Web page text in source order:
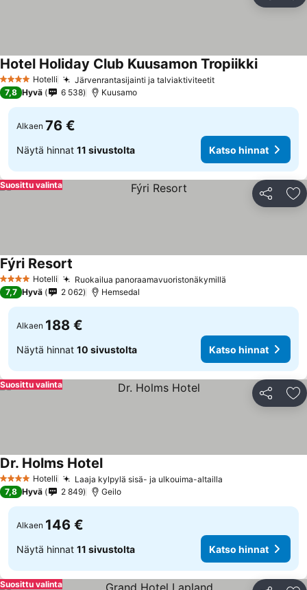
4 Tähtiluokitus
Hotelli Järvenrantasijainti ja talviaktiviteetit
Hotel Holiday Club Kuusamon Tropiikki
7,8 Hyvä 6 538 Kuusamo
Alkaen 76 €
Näytä hinnat 11 sivustolta Katso hinnat
Jaa
Suosittu valinta
4 Tähtiluokitus
Hotelli Ruokailua panoraamavuoristonäkymillä
Fýri Resort
7,7 Hyvä 2 062 Hemsedal
Alkaen 188 €
Näytä hinnat 10 sivustolta Katso hinnat
Jaa
Suosittu valinta
4 Tähtiluokitus
Hotelli Laaja kylpylä sisä- ja ulkouima-altailla
Dr. Holms Hotel
7,8 Hyvä 2 849 Geilo
Alkaen 146 €
Näytä hinnat 11 sivustolta Katso hinnat
Suosittu valinta